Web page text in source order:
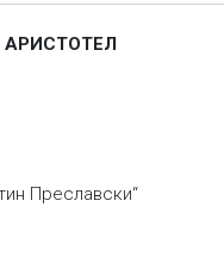
Преславски“